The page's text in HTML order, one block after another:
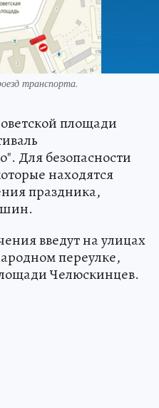
транспорта.
площади
Для безопасности
находятся
праздника,
введут на улицах
переулке,
Челюскинцев.